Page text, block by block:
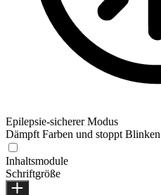
Epilepsie-sicherer Modus
Dämpft Farben und stoppt Blinken
Inhaltsmodule
Schriftgröße